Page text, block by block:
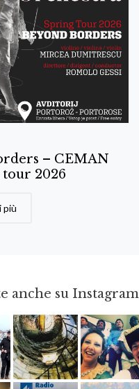
– CEMAN
2026
più
anche su
Ago 3 Mag 23